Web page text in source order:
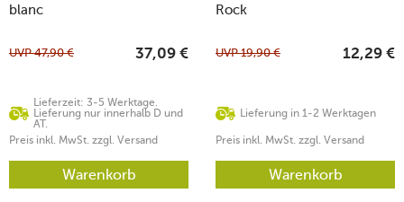
blanc
Lieferzeit: 3-5 Werktage.
Lieferung nur innerhalb D und
AT.
UVP47,90 € 37,09 €
Preis inkl. MwSt. zzgl. Versand
Warenkorb
Rock
Lieferung in 1-2 Werktagen
UVP19,90 € 12,29 €
Preis inkl. MwSt. zzgl. Versand
Warenkorb